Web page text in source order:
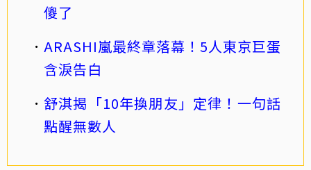
傻了
ARASHI嵐最終章落幕！5人東京巨蛋
含淚告白
舒淇揭「10年換朋友」定律！一句話
點醒無數人